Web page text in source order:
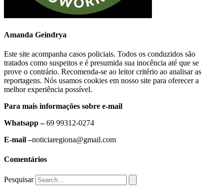
Amanda Geindrya
Este site acompanha casos policiais. Todos os conduzidos são
tratados como suspeitos e é presumida sua inocência até que se
prove o contrário. Recomenda-se ao leitor critério ao analisar as
reportagens. Nós usamos cookies em nosso site para oferecer a
melhor experiência possível.
Para mais informações sobre e-mail
Whatsapp –69 99312-0274
E-mail –noticiaregiona@gmail.com
Comentários
Pesquisar